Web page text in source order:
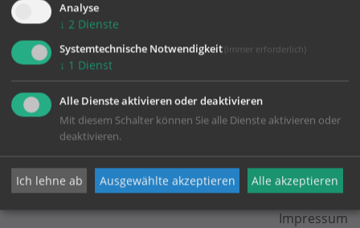
KONTAKT
Impressum
Analyse
↓ 2 Dienste
Systemtechnische Notwendigkeit (immer erforderlich)
↓ 1 Dienst
Alle Dienste aktivieren oder deaktivieren
Mit diesem Schalter können Sie alle Dienste aktivieren oder
deaktivieren.
Ich lehne ab Ausgewählte akzeptieren Alle akzeptieren